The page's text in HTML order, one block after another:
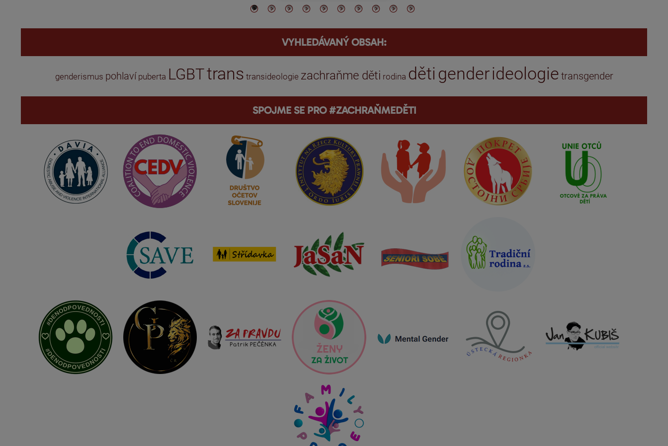
VYHLEDÁVANÝ OBSAH:
genderismus pohlaví puberta LGBTtrans transideologie zachraňme děti rodina děti genderideologie transgender
SPOJME SE PRO #ZACHRAŇMEDĚTI